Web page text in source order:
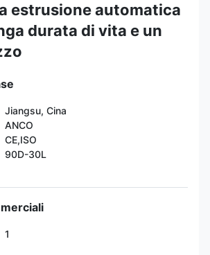
estrusione automatica
durata di vita e un
Jiangsu, Cina
ANCO
CE,ISO
90D-30L
1